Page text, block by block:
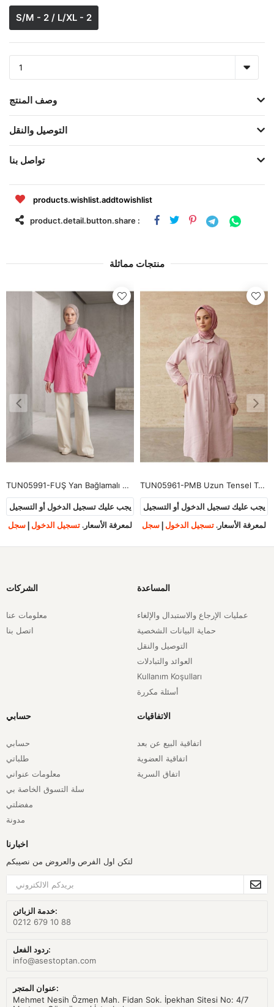
S/M - 2 / L/XL - 2
وصف المنتج
التوصيل والنقل
تواصل بنا
products.wishlist.addtowishlist
product.detail.button.share :
منتجات مماثلة
يجب عليك تسجيل الدخول أو التسجيل
لمعرفة الأسعار.تسجيل الدخول|سجل
يجب عليك تسجيل الدخول أو التسجيل
لمعرفة الأسعار.تسجيل الدخول|سجل
الشركات
معلومات عنا
اتصل بنا
المساعدة
عمليات الإرجاع والاستبدال والإلغاء
حماية البيانات الشخصية
التوصيل والنقل
العوائد والتبادلات
Kullanım Koşulları
أسئلة مكررة
حسابي
حسابي
طلباتي
معلومات عنواني
سلة التسوق الخاصة بي
مفضلتي
مدونة
الاتفاقيات
اتفاقية البيع عن بعد
اتفاقية العضوية
اتفاق السرية
اخبارنا
لتكن اول الفرص والعروض من نصيبكم
خدمة الزبائن:
0212 679 10 88
ردود الفعل:
info@asestoptan.com
عنوان المتجر:
Mehmet Nesih Özmen Mah. Fidan Sok. İpekhan Sitesi No: 4/7